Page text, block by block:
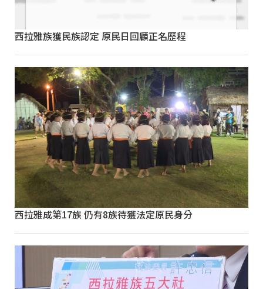
西拉雅族獲民族認定 原民日回顧正名歷程
西拉雅成第17族 仍有8族待獲法定原民身分